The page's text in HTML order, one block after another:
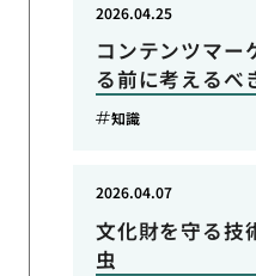
コンテンツマー
る前に考えるべ
2026.04.25
知識
文化財を守る技
虫
2026.04.07